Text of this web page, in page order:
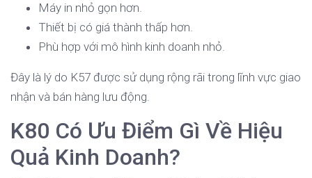
Máy in nhỏ gọn hơn.
Thiết bị có giá thành thấp hơn.
Phù hợp với mô hình kinh doanh nhỏ.
Đây là lý do K57 được sử dụng rộng rãi trong lĩnh vực giao
nhận và bán hàng lưu động.
K80 Có Ưu Điểm Gì Về Hiệu
Quả Kinh Doanh?